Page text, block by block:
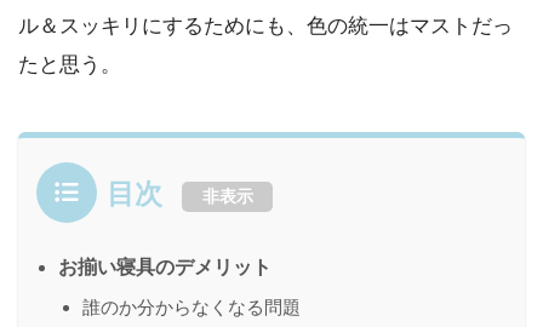
ル＆スッキリにするためにも、色の統一はマストだっ
たと思う。
目次 非表示
お揃い寝具のデメリット
誰のか分からなくなる問題